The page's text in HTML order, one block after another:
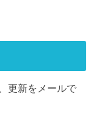
更新をメールで